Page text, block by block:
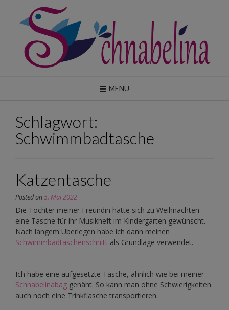
content
MENU
Schlagwort:
Schwimmbadtasche
Katzentasche
Posted on5. Mai 2022
Die Tochter meiner Freundin hatte sich zu Weihnachten
eine Tasche für ihr Musikheft im Kindergarten gewünscht.
Nach langem Überlegen habe ich dann meinen
Schwimmbadtaschenschnitt als Grundlage verwendet.
Ich habe eine aufgesetzte Tasche, ähnlich wie bei meiner
Schnabelinabag genäht. So kann man ohne Schwierigkeiten
auch noch eine Trinkflasche transportieren.